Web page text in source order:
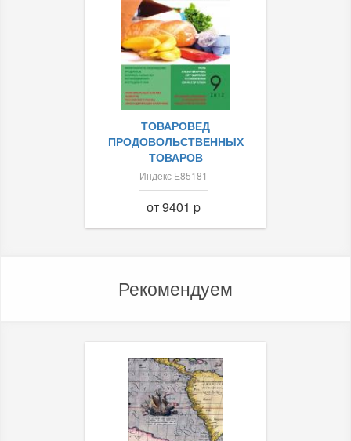
ТОВАРОВЕД
ПРОДОВОЛЬСТВЕННЫХ
ТОВАРОВ
Индекс Е85181
от 9401 p
Рекомендуем